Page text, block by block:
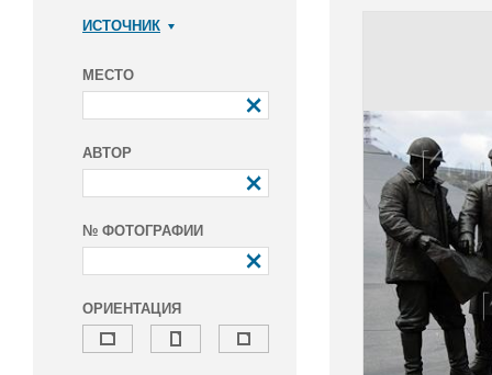
ИСТОЧНИК
МЕСТО
АВТОР
№ ФОТОГРАФИИ
ОРИЕНТАЦИЯ